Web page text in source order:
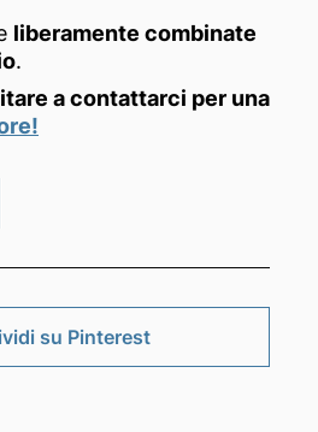
liberamente combinate
.
a contattarci per una
su Pinterest